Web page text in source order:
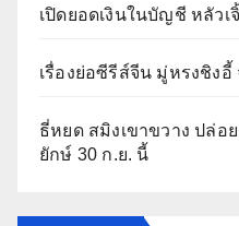
เปิดยอดเงินในบัญชี หลัว
เรื่องย่อซีรีส์จีน มู่หรงชิง
ธี่หยด สมิงเขาขวาง ปล่อ
ยักษ์ 30 ก.ย. นี้